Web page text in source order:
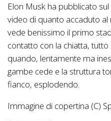
Elon Musk ha pubblicato
video di quanto accaduto al
vede benissimo il primo
contatto con la chiatta,
quando, lentamente ma
gambe cede e la struttura
fianco, esplodendo.
Immagine di copertina (C)